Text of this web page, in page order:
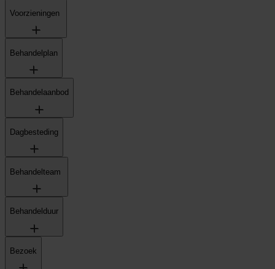
Voorzieningen
Behandelplan
Behandelaanbod
Dagbesteding
Behandelteam
Behandelduur
Bezoek